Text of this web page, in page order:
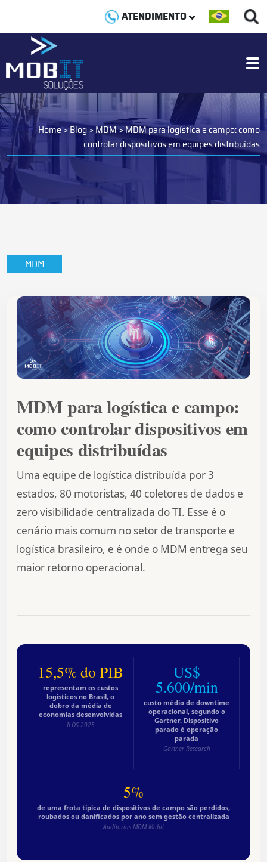
ATENDIMENTO
Home>Blog>MDM>MDM para logística e campo: como
controlar dispositivos em equipes distribuídas
MDM
MDM para logística e campo:
como controlar dispositivos em
equipes distribuídas
Uma equipe de logística distribuída por 3
estados, 80 motoristas, 40 coletores de dados e
zero visibilidade centralizada do TI. Esse é o
cenário mais comum no setor de transporte e
logística brasileiro, e é onde o MDM entrega seu
maior retorno operacional.
15,5% do PIB
representam os custos
logísticos no Brasil, o
dobro da média de
economias desenvolvidas
ILOS 2025
US$
5.600/min
custo médio de downtime
operacional, segundo o
Gartner. Dispositivo
parado é operação
parada
Gartner Research
5%
de uma frota típica de dispositivos de campo são perdidos,
roubados ou danificados por ano sem gestão centralizada
Auditorias MDM Mobit